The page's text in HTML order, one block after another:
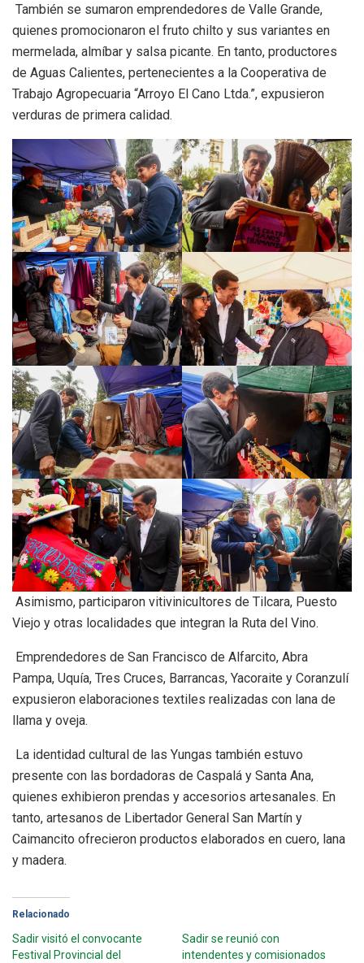
También se sumaron emprendedores de Valle Grande,
quienes promocionaron el fruto chilto y sus variantes en
mermelada, almíbar y salsa picante. En tanto, productores
de Aguas Calientes, pertenecientes a la Cooperativa de
Trabajo Agropecuaria “Arroyo El Cano Ltda.”, expusieron
verduras de primera calidad.
Asimismo, participaron vitivinicultores de Tilcara, Puesto
Viejo y otras localidades que integran la Ruta del Vino.
Emprendedores de San Francisco de Alfarcito, Abra
Pampa, Uquía, Tres Cruces, Barrancas, Yacoraite y Coranzulí
expusieron elaboraciones textiles realizadas con lana de
llama y oveja.
La identidad cultural de las Yungas también estuvo
presente con las bordadoras de Caspalá y Santa Ana,
quienes exhibieron prendas y accesorios artesanales. En
tanto, artesanos de Libertador General San Martín y
Caimancito ofrecieron productos elaborados en cuero, lana
y madera.
Relacionado
Sadir visitó el convocante
Festival Provincial del
Sadir se reunió con
intendentes y comisionados